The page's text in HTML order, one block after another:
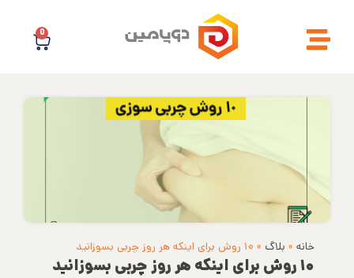
0
خانه » بلاگ » ۱۰ روش برای اینکه هر روز چربی بسوزانید
۱۰ روش برای اینکه هر روز چربی بسوزانید